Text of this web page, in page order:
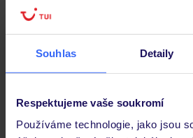
Souhlas Detaily
Respektujeme vaše soukromí
Používáme technologie, jako jsou
Důležité informace
Jaké doklady jsou potřebné při
Budeme ubytováni ihned po příjezdu